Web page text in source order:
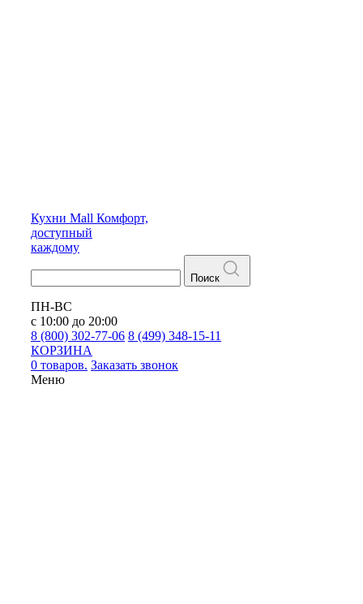
Кухни Mall Комфорт,
доступный
каждому
Поиск
ПН-ВС
с 10:00 до 20:00
8 (800) 302-77-06 8 (499) 348-15-11
КОРЗИНА
0 товаров. Заказать звонок
Меню